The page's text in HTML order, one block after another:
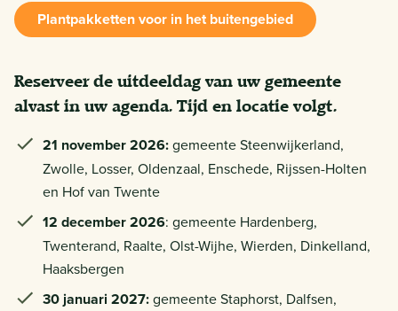
Plantpakketten voor in het buitengebied
Reserveer de uitdeeldag van uw gemeente
alvast in uw agenda. Tijd en locatie volgt.
21 november 2026:gemeente Steenwijkerland,
Zwolle, Losser, Oldenzaal, Enschede, Rijssen-Holten
en Hof van Twente
12 december 2026: gemeente Hardenberg,
Twenterand, Raalte, Olst-Wijhe, Wierden, Dinkelland,
Haaksbergen
30 januari 2027:gemeente Staphorst, Dalfsen,